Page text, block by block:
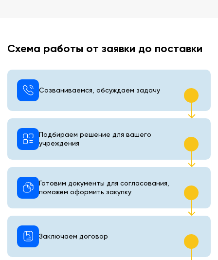
Схема работы от заявки до поставки
Созваниваемся, обсуждаем задачу
Подбираем решение для вашего
учреждения
Готовим документы для согласования,
поможем оформить закупку
Заключаем договор